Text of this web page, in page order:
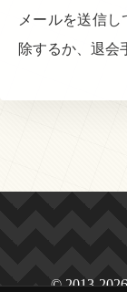
メールを送信
除するか、退会
© 2013-